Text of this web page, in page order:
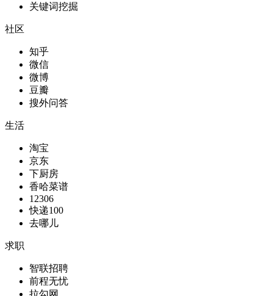
关键词挖掘
社区
知乎
微信
微博
豆瓣
搜外问答
生活
淘宝
京东
下厨房
香哈菜谱
12306
快递100
去哪儿
求职
智联招聘
前程无忧